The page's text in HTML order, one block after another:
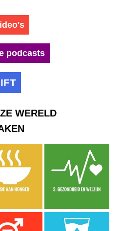
podcasts
WERELD